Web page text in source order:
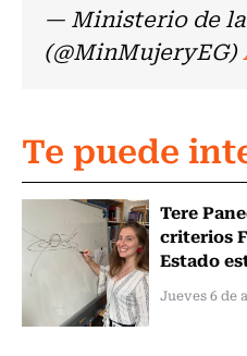
— Ministerio de
(@MinMujeryEG)
Te puede
Tere
criterios
Estado
Jueves 6 de